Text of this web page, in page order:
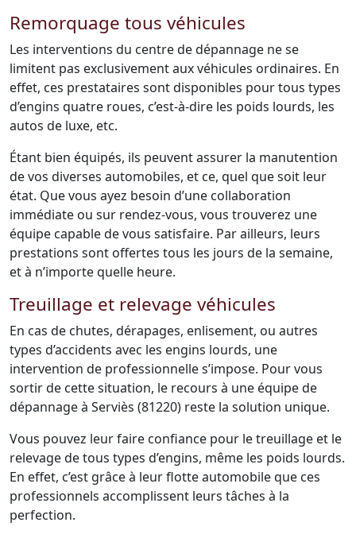
Remorquage tous véhicules
Les interventions du centre de dépannage ne se
limitent pas exclusivement aux véhicules ordinaires. En
effet, ces prestataires sont disponibles pour tous types
d’engins quatre roues, c’est-à-dire les poids lourds, les
autos de luxe, etc.
Étant bien équipés, ils peuvent assurer la manutention
de vos diverses automobiles, et ce, quel que soit leur
état. Que vous ayez besoin d’une collaboration
immédiate ou sur rendez-vous, vous trouverez une
équipe capable de vous satisfaire. Par ailleurs, leurs
prestations sont offertes tous les jours de la semaine,
et à n’importe quelle heure.
Treuillage et relevage véhicules
En cas de chutes, dérapages, enlisement, ou autres
types d’accidents avec les engins lourds, une
intervention de professionnelle s’impose. Pour vous
sortir de cette situation, le recours à une équipe de
dépannage à Serviès (81220) reste la solution unique.
Vous pouvez leur faire confiance pour le treuillage et le
relevage de tous types d’engins, même les poids lourds.
En effet, c’est grâce à leur flotte automobile que ces
professionnels accomplissent leurs tâches à la
perfection.